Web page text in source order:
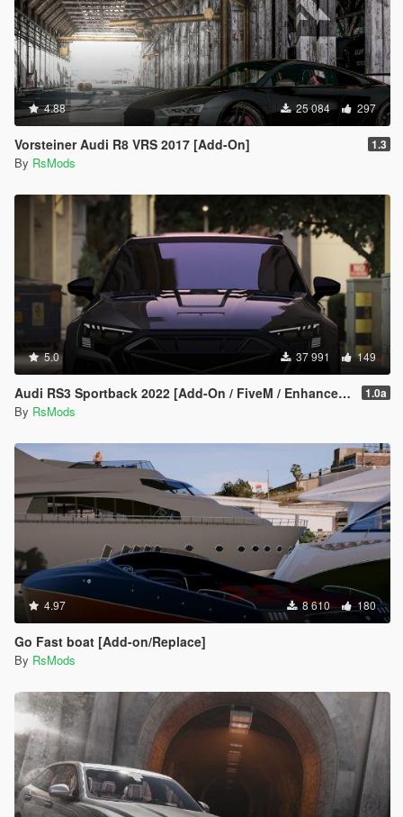
4.88 25 084 297
Vorsteiner Audi R8 VRS 2017 [Add-On] 1.3
By RsMods
5.0 37 991 149
Audi RS3 Sportback 2022 [Add-On / FiveM / Enhanced | Animated / VehFuncsV] 1.0a
By RsMods
4.97 8 610 180
Go Fast boat [Add-on/Replace]
By RsMods